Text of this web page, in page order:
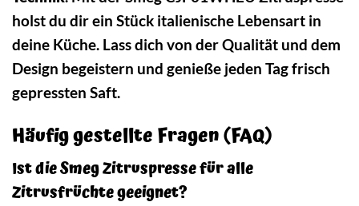
holst du dir ein Stück italienische Lebensart in
deine Küche. Lass dich von der Qualität und dem
Design begeistern und genieße jeden Tag frisch
gepressten Saft.
Häufig gestellte Fragen (FAQ)
Ist die Smeg Zitruspresse für alle
Zitrusfrüchte geeignet?